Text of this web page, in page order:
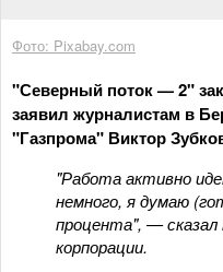
Фото: Pixabay.com
"Северный поток — 2"
заявил журналистам в
"Газпрома" Виктор
"Работа активно
немного, я думаю
процента", — сказал
корпорации.